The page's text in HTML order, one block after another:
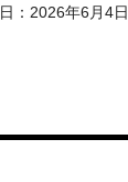
：2026年6月4日